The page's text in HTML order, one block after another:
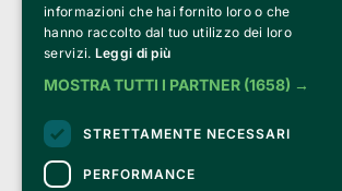
Credits:
Clappit è basato sulla piattaforma di biglietteria Belive
dall’Agenzia delle Entrate con protocollo n. 2025/
2025.
sono sicuri e protetti da un certificato SSL
con crittografia a 128 bit.
informazioni che hai fornito loro o che
hanno raccolto dal tuo utilizzo dei loro
servizi. Leggi di più
MOSTRA TUTTI I PARTNER (1658) →
STRETTAMENTE NECESSARI
PERFORMANCE